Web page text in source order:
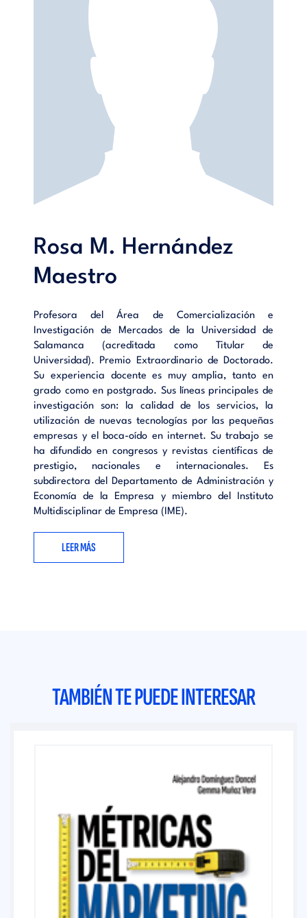
Rosa M. Hernández
Maestro
Profesora del Área de Comercialización e
Investigación de Mercados de la Universidad de
Salamanca (acreditada como Titular de
Universidad). Premio Extraordinario de Doctorado.
Su experiencia docente es muy amplia, tanto en
grado como en postgrado. Sus líneas principales de
investigación son: la calidad de los servicios, la
utilización de nuevas tecnologías por las pequeñas
empresas y el boca-oído en internet. Su trabajo se
ha difundido en congresos y revistas científicas de
prestigio, nacionales e internacionales. Es
subdirectora del Departamento de Administración y
Economía de la Empresa y miembro del Instituto
Multidisciplinar de Empresa (IME).
LEER MÁS
TAMBIÉN TE PUEDE INTERESAR